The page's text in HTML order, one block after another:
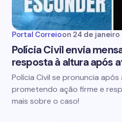
Portal Correioon 24 de
Polícia Civil envia
resposta à altura após
Polícia Civil se pronuncia
prometendo ação firme e
mais sobre o caso!